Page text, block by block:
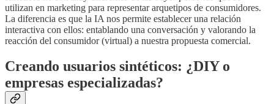
utilizan en marketing para representar arquetipos de consumidores.
La diferencia es que la IA nos permite establecer una relación
interactiva con ellos: entablando una conversación y valorando la
reacción del consumidor (virtual) a nuestra propuesta comercial.
Creando usuarios sintéticos: ¿DIY o
empresas especializadas?